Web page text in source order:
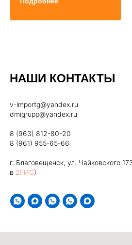
НАШИ КОНТАКТЫ
v-importg@yandex.ru
dmigrupp@yandex.ru
8 (963) 812-80-20
8 (961) 955-65-66
г. Благовещенск, ул. Чайковского
в 2ГИС)